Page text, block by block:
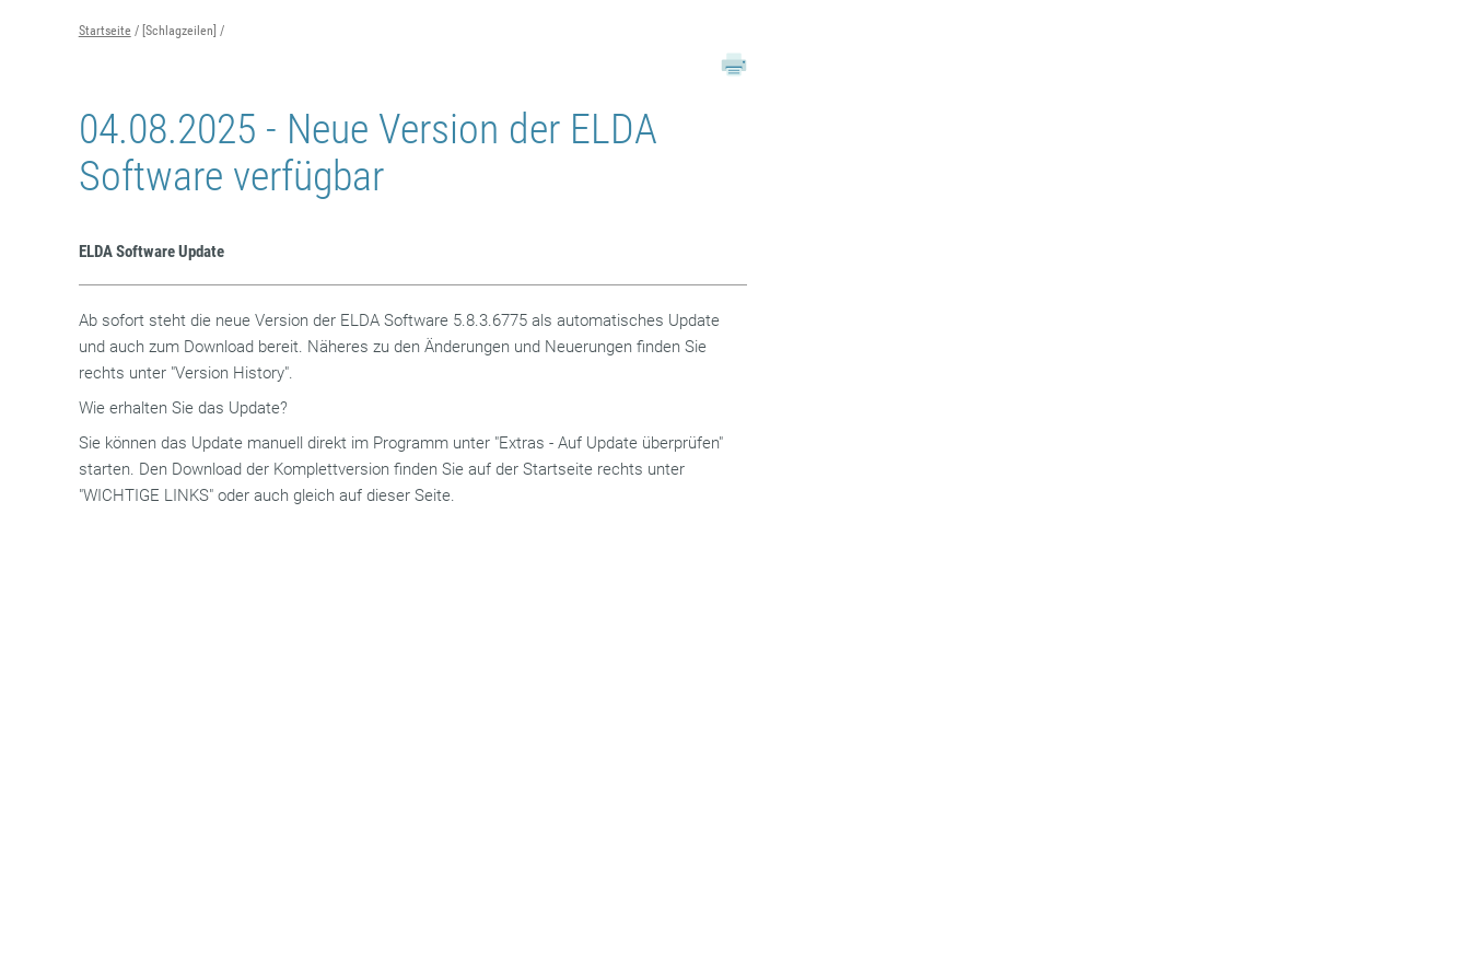
Startseite [Schlagzeilen]
04.08.2025 - Neue Version der ELDA
Software verfügbar
ELDA Software Update
Ab sofort steht die neue Version der ELDA Software 5.8.3.6775 als automatisches Update
und auch zum Download bereit. Näheres zu den Änderungen und Neuerungen finden Sie
rechts unter "Version History".
Wie erhalten Sie das Update?
Sie können das Update manuell direkt im Programm unter "Extras - Auf Update überprüfen"
starten. Den Download der Komplettversion finden Sie auf der Startseite rechts unter
"WICHTIGE LINKS" oder auch gleich auf dieser Seite.